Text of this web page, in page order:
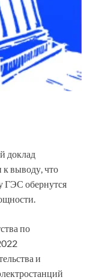
доклад
выводу, что
ГЭС обернутся
по
и